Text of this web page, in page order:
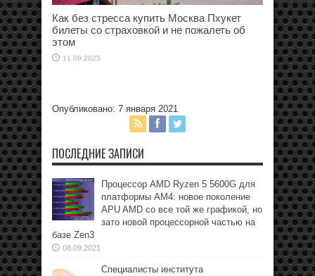
Как без стресса купить Москва Пхукет
билеты со страховкой и не пожалеть об
этом
11.09.2025
Опубликовано: 7 января 2021
ПОСЛЕДНИЕ ЗАПИСИ
Процессор AMD Ryzen 5 5600G для
платформы АМ4: новое поколение
APU AMD со все той же графикой, но
зато новой процессорной частью на
базе Zen3
08.09.2021
Специалисты института